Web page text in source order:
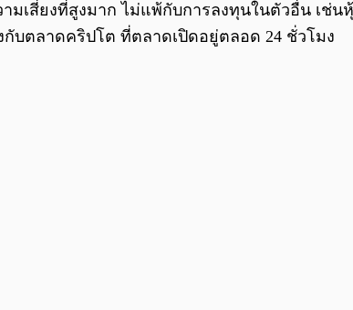
มเสี่ยงที่สูงมาก ไม่แพ้กับการลงทุนในตัวอื่น เช่
บตลาดคริปโต ที่ตลาดเปิดอยู่ตลอด 24 ชั่วโมง